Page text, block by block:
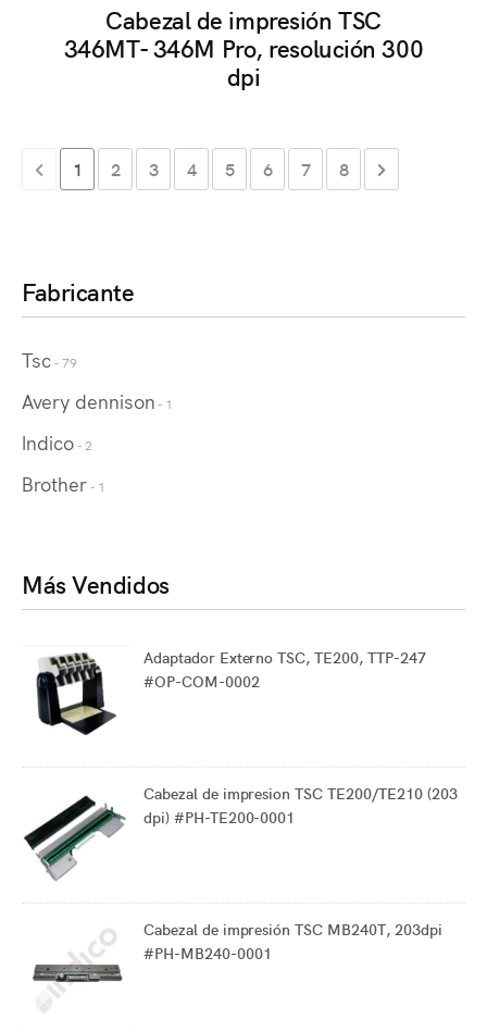
Cabezal de impresión TSC
346MT- 346M Pro, resolución 300
dpi
1 2 3 4 5 6 7 8
Fabricante
Tsc- 79
Avery dennison- 1
Indico- 2
Brother- 1
Más Vendidos
Adaptador Externo TSC, TE200, TTP-247
#OP-COM-0002
Cabezal de impresion TSC TE200/TE210 (203
dpi) #PH-TE200-0001
Cabezal de impresión TSC MB240T, 203dpi
#PH-MB240-0001